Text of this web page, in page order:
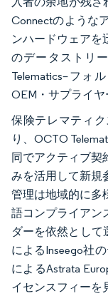
Connectのような
ンハードウェアを
のデータストリ
Telematics–フォ
OEM・サプライヤ
保険テレマティ
り、OCTO
同でアクティブ契
みを活用して新規
管理は地域的に多
語コンプライアン
ダーを依然として
によるInseego社
によるAstrata
イセンスフィーを